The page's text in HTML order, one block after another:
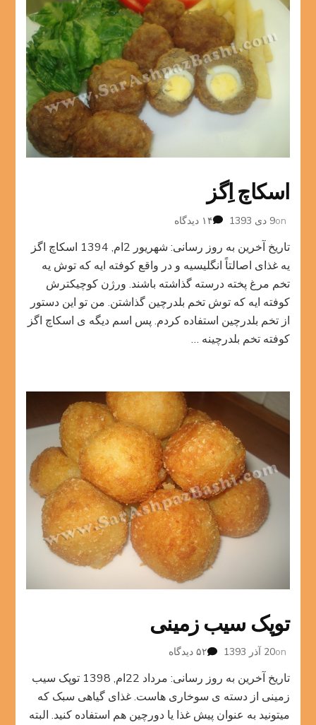
اسکاچ اِگز
on9 دی 1393 ۱۴ دیدگاه
اِگز
تاریخ آخرین به روز رسانی: شهریور 2ام, 1394 اسکاچ اگز
یه غذای اصالتاً انگلیسیه و در واقع کوفته ایه که توش یه
تخم مرغ پخته درسته گذاشته باشند. ورژن کوچیکترش
کوفته ایه که توش تخم بلدرچین گذاشتن. من تو این دستور
از تخم بلدرچین استفاده کردم. پس اسم دیگه ی اسکاچ اگز
کوفته تخم بلدرچینه …
توپک سیب زمینی
on20 آذر 1393 ۵۲ دیدگاه
سیب
زمینی
تاریخ آخرین به روز رسانی: مرداد 22ام, 1398 توپک سیب
زمینی از دسته ی سوخاری هاست. غذای گیاهی سبک که
میتونید به عنوان پیش غذا یا دورچین هم استفاده کنید. البته